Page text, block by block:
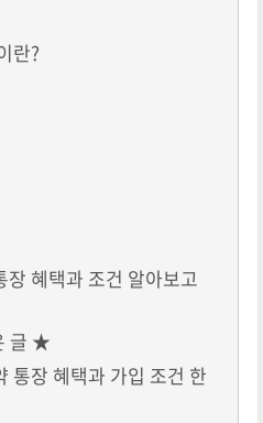
란?
장 혜택과 조건 알아보고
글 ★
통장 혜택과 가입 조건 한